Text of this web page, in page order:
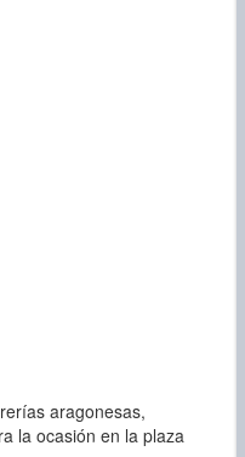
aragonesas,
la ocasión en la plaza